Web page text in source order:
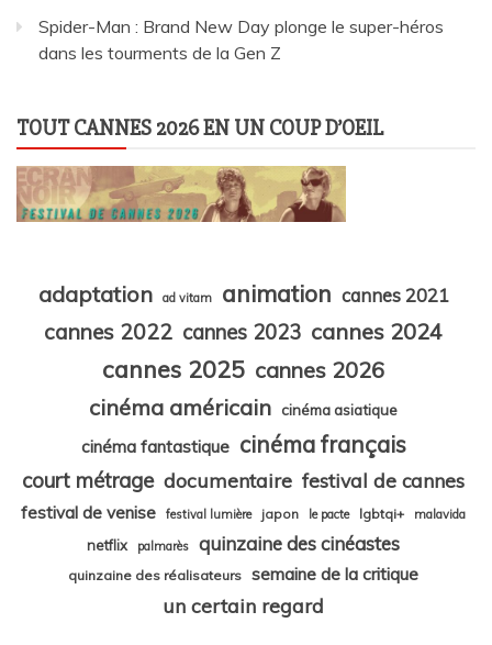
Spider-Man : Brand New Day plonge le super-héros
dans les tourments de la Gen Z
TOUT CANNES 2026 EN UN COUP D’OEIL
adaptation ad vitam animation cannes 2021
cannes 2022 cannes 2023 cannes 2024
cannes 2025 cannes 2026
cinéma américain
cinéma asiatique
cinéma fantastique cinéma français
court métrage documentaire festival de cannes
festival de venise festival lumière japon le pacte lgbtqi+ malavida
netflix palmarès quinzaine des cinéastes
quinzaine des réalisateurs semaine de la critique
un certain regard